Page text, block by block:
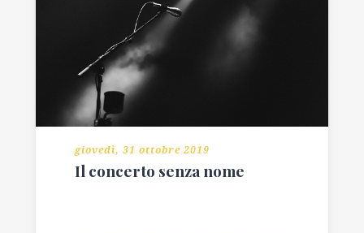
giovedì, 31 ottobre 2019
Il concerto senza nome